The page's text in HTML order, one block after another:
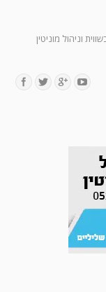
וניהול מוניטין